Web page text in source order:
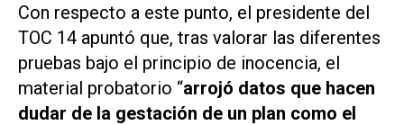
Con respecto a este punto, el presidente del
TOC 14 apuntó que, tras valorar las diferentes
pruebas bajo el principio de inocencia, el
material probatorio “arrojó datos que hacen
dudar de la gestación de un plan como el